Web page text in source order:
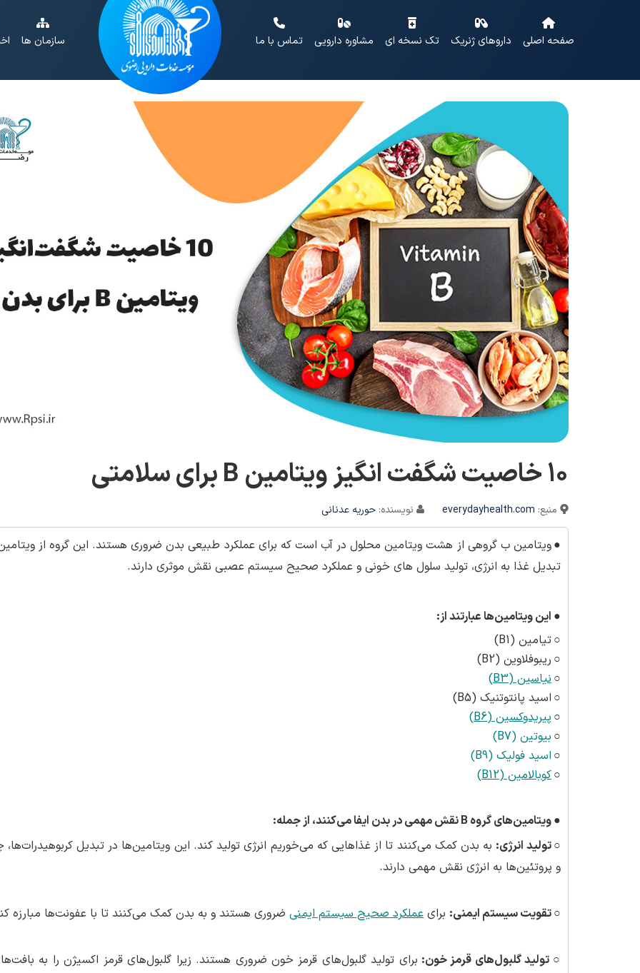
صفحه اصلی داروهای ژنریک تک نسخه ای مشاوره دارویی تماس با ما سازمان ها
10 خاصیت شگفت انگیز ویتامین B برای سلامتی
منبع: everydayhealth.com نویسنده: حوریه عدنانی
●ویتامین ب گروهی از هشت ویتامین محلول در آب است که برای عملکرد طبیعی بدن ضروری هستند. این گروه از
تبدیل غذا به انرژی، تولید سلول های خونی و عملکرد صحیح سیستم عصبی نقش موثری دارند.
● این ویتامین‌ها عبارتند از:
○تیامین (B1)
○ ریبوفلاوین (B2)
○نیاسین (B3)
○ اسید پانتوتنیک (B5)
○ پیریدوکسین (B6)
○ بیوتین (B7)
○ اسید فولیک (B9)
○کوبالامین (B12)
●ویتامین‌های گروه نقش مهمی در بدن ایفا می‌کنند، از جمله:
○ تولید انرژی: به بدن کمک می‌کنند تا از غذاهایی که می‌خوریم انرژی تولید کند. این ویتامین‌ها در تبدیل کربوهیدرات‌ها،
و پروتئین‌ها به انرژی نقش مهمی دارند.
○ تقویت سیستم ایمنی: برای عملکرد صحیح سیستم ایمنی ضروری هستند و به بدن کمک می‌کنند تا با عفونت‌ها مبارزه
○ تولید گلبول‌های قرمز خون: برای تولید گلبول‌های قرمز خون ضروری هستند. زیرا گلبول‌های قرمز اکسیژن را به